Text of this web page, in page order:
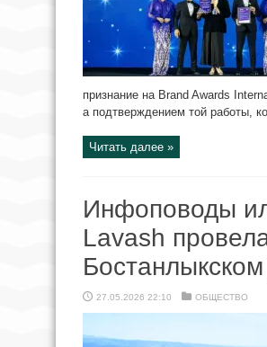
признание на Brand Awards
а подтверждением той работы,
Читать далее »
Инфоповоды
Lavash
27.05.2026 22:10 ОБЩЕСТВО